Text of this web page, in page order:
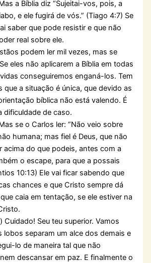
a Bíblia diz “Sujeitai-vos, pois, a
e ele fugirá de vós.” (Tiago 4:7) Se
saber que pode resistir e que não
real sobre ele.
podem ler mil vezes, mas se
eles não aplicarem a Bíblia em todas
conseguiremos enganá-los. Tem
que a situação é única, que devido as
bíblica não está valendo. É
dificuldade de caso.
se o Carlos ler: “Não veio sobre
humana; mas fiel é Deus, que não
acima do que podeis, antes com a
o escape, para que a possais
10:13) Ele vai ficar sabendo que
chances e que Cristo sempre dá
caia em tentação, se ele estiver na
Cuidado! Seu teu superior. Vamos
lobos separam um alce dos demais e
lo de maneira tal que não
descansar em paz. E finalmente o